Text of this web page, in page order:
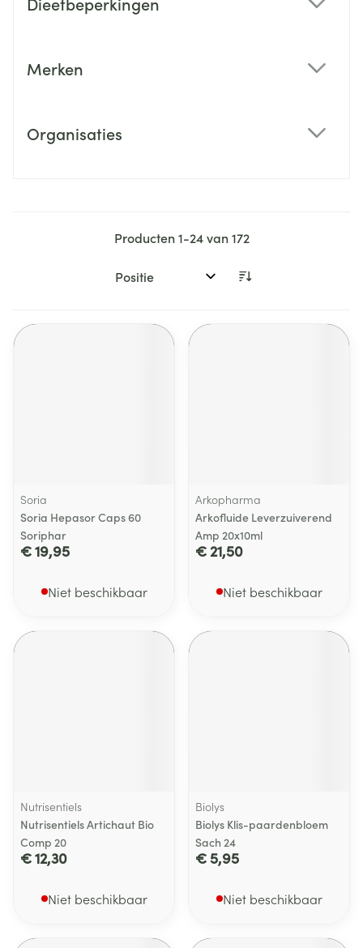
Merken
Organisaties
Producten1-24van172
Sorteer op:
Soria
Soria Hepasor Caps 60
Soriphar
€ 19,95
Niet beschikbaar
Arkopharma
Arkofluide Leverzuiverend
Amp 20x10ml
€ 21,50
Niet beschikbaar
Nutrisentiels
Nutrisentiels Artichaut Bio
Comp 20
€ 12,30
Niet beschikbaar
Biolys
Biolys Klis-paardenbloem
Sach 24
€ 5,95
Niet beschikbaar